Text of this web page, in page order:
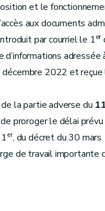
et le
aux documents
par courriel le 1er
d’informations adressée
2022 et
la partie adverse du
proroger le délai prévu
er, du décret du 30
de travail importante